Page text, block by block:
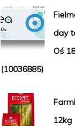
day
Oś
(10036885)
12kg